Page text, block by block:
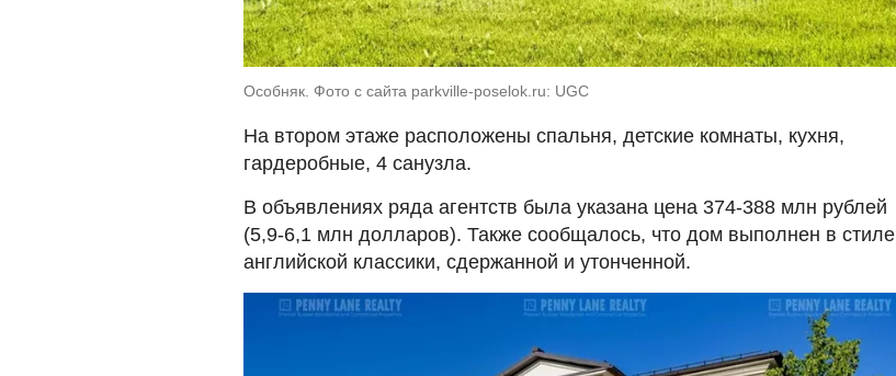
Особняк. Фото с сайта parkville-poselok.ru: UGC
На втором этаже расположены спальня, детские комнаты, кухня,
гардеробные, 4 санузла.
В объявлениях ряда агентств была указана цена 374-388 млн рублей
(5,9-6,1 млн долларов). Также сообщалось, что дом выполнен в стиле
английской классики, сдержанной и утонченной.